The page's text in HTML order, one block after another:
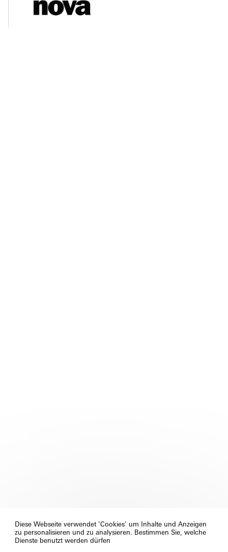
Diese Webseite verwendet 'Cookies' um Inhalte und Anzeigen
zu personalisieren und zu analysieren. Bestimmen Sie, welche
Dienste benutzt werden dürfen